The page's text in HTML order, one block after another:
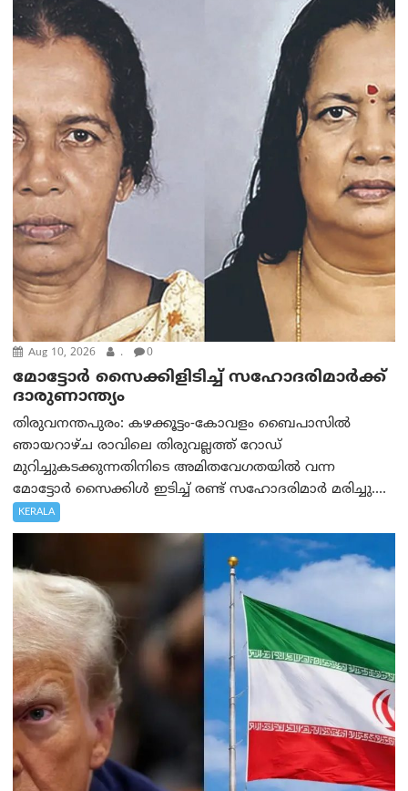
Aug 10, 2026 . 0
മോട്ടോര്‍ സൈക്കിളിടിച്ച് സഹോദരിമാര്‍ക്ക്
ദാരുണാന്ത്യം
തിരുവനന്തപുരം: കഴക്കൂട്ടം-കോവളം ബൈപാസിൽ
ഞായറാഴ്ച രാവിലെ തിരുവല്ലത്ത് റോഡ്
മുറിച്ചുകടക്കുന്നതിനിടെ അമിതവേഗതയിൽ വന്ന
മോട്ടോർ സൈക്കിൾ ഇടിച്ച് രണ്ട് സഹോദരിമാർ മരിച്ചു....
KERALA